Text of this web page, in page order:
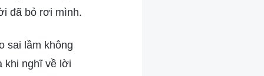
đã bỏ rơi mình.
sai lầm không
khi nghĩ về lời